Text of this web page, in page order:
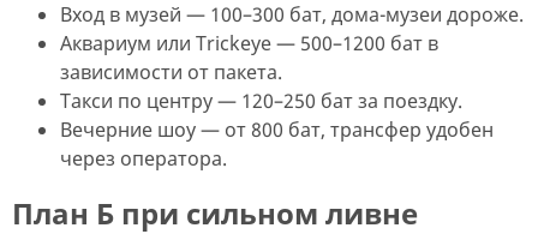
Вход в музей — 100–300 бат, дома-музеи дороже.
Аквариум или Trickeye — 500–1200 бат в
зависимости от пакета.
Такси по центру — 120–250 бат за поездку.
Вечерние шоу — от 800 бат, трансфер удобен
через оператора.
План Б при сильном ливне